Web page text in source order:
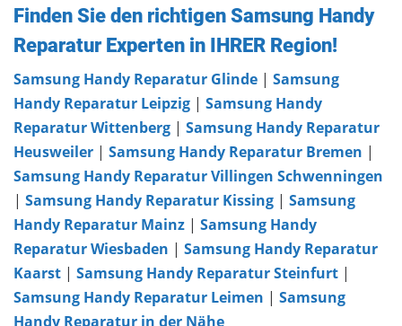
Finden Sie den richtigen Samsung Handy
Reparatur Experten in IHRER Region!
Samsung Handy Reparatur Glinde | Samsung
Handy Reparatur Leipzig | Samsung Handy
Reparatur Wittenberg | Samsung Handy Reparatur
Heusweiler | Samsung Handy Reparatur Bremen |
Samsung Handy Reparatur Villingen Schwenningen
| Samsung Handy Reparatur Kissing | Samsung
Handy Reparatur Mainz | Samsung Handy
Reparatur Wiesbaden | Samsung Handy Reparatur
Kaarst | Samsung Handy Reparatur Steinfurt |
Samsung Handy Reparatur Leimen | Samsung
Handy Reparatur in der Nähe